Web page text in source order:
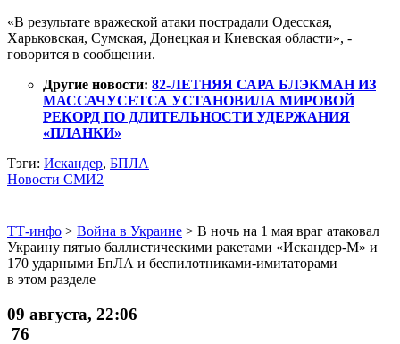
«В результате вражеской атаки пострадали Одесская,
Харьковская, Сумская, Донецкая и Киевская области», -
говорится в сообщении.
Другие новости: 82-ЛЕТНЯЯ САРА БЛЭКМАН ИЗ
МАССАЧУСЕТСА УСТАНОВИЛА МИРОВОЙ
РЕКОРД ПО ДЛИТЕЛЬНОСТИ УДЕРЖАНИЯ
«ПЛАНКИ»
Тэги: Искандер, БПЛА
Новости СМИ2
ТТ-инфо > Война в Украине > В ночь на 1 мая враг атаковал
Украину пятью баллистическими ракетами «Искандер-М» и
170 ударными БпЛА и беспилотниками-имитаторами
в этом разделе
09 августа, 22:06
76